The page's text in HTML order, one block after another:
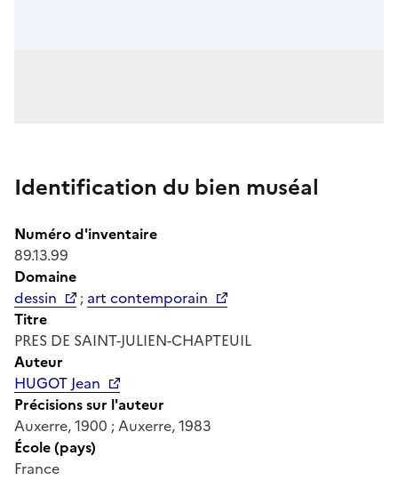
Identification du bien muséal
Numéro d'inventaire
89.13.99
Domaine
dessin
; art contemporain
Titre
PRES DE SAINT-JULIEN-CHAPTEUIL
Auteur
HUGOT Jean
Précisions sur l'auteur
Auxerre, 1900 ; Auxerre, 1983
École (pays)
France